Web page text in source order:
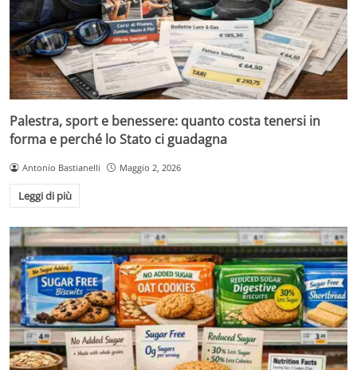
Palestra, sport e benessere: quanto costa tenersi in
forma e perché lo Stato ci guadagna
Antonio Bastianelli Maggio 2, 2026
Leggi di più